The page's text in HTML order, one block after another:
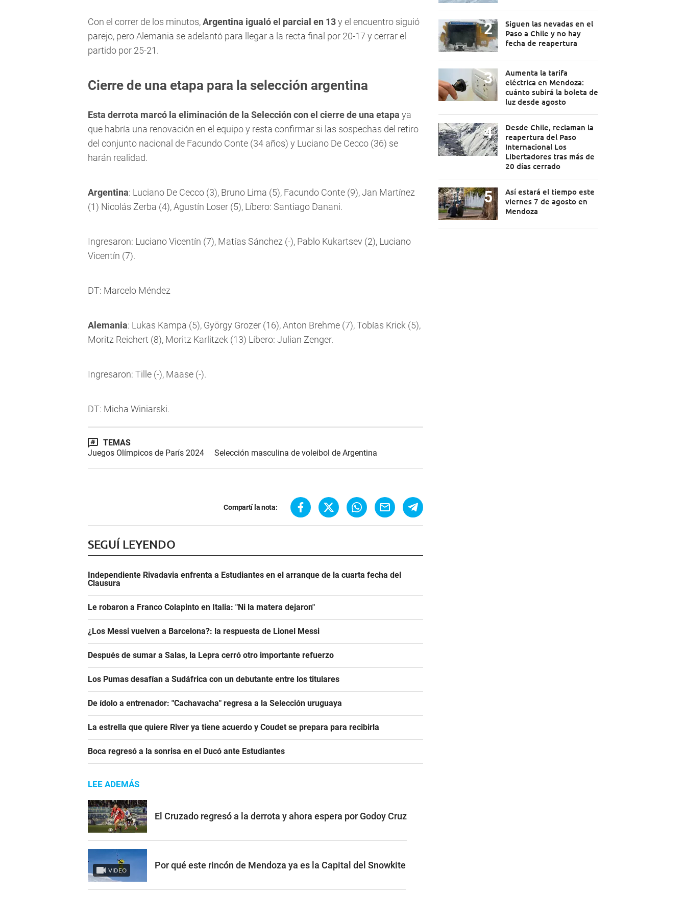
Con el correr de los minutos,Argentina igualó el parcial en 13y el encuentro siguió
parejo, pero Alemania se adelantó para llegar a la recta final por 20-17 y cerrar el
partido por 25-21.
Cierre de una etapa para la selección argentina
Esta derrota marcó la eliminación de la Selección con el cierre de una etapa ya
que habría una renovación en el equipo y resta confirmar si las sospechas del retiro
del conjunto nacional de Facundo Conte (34 años) y Luciano De Cecco (36) se
harán realidad.
Argentina: Luciano De Cecco (3), Bruno Lima (5), Facundo Conte (9), Jan Martínez
(1) Nicolás Zerba (4), Agustín Loser (5), Líbero: Santiago Danani.
Ingresaron: Luciano Vicentín (7), Matías Sánchez (-), Pablo Kukartsev (2), Luciano
Vicentín (7).
DT: Marcelo Méndez
Alemania: Lukas Kampa (5), György Grozer (16), Anton Brehme (7), Tobías Krick (5),
Moritz Reichert (8), Moritz Karlitzek (13) Líbero: Julian Zenger.
Ingresaron: Tille (-), Maase (-).
DT: Micha Winiarski.
TEMAS
Juegos Olímpicos de París 2024
Selección masculina de voleibol de Argentina
Compartí la nota:
SEGUÍ LEYENDO
Independiente Rivadavia enfrenta a Estudiantes en el arranque de la cuarta fecha del
Clausura
Le robaron a Franco Colapinto en Italia: "Ni la matera dejaron"
¿Los Messi vuelven a Barcelona?: la respuesta de Lionel Messi
Después de sumar a Salas, la Lepra cerró otro importante refuerzo
Los Pumas desafían a Sudáfrica con un debutante entre los titulares
De ídolo a entrenador: "Cachavacha" regresa a la Selección uruguaya
La estrella que quiere River ya tiene acuerdo y Coudet se prepara para recibirla
Boca regresó a la sonrisa en el Ducó ante Estudiantes
LEE ADEMÁS
El Cruzado regresó a la derrota y ahora espera por Godoy Cruz
VIDEO Por qué este rincón de Mendoza ya es la Capital del Snowkite
Siguen las nevadas en el
Paso a Chile y no hay
fecha de reapertura
Aumenta la tarifa
eléctrica en Mendoza:
cuánto subirá la boleta de
luz desde agosto
Desde Chile, reclaman la
reapertura del Paso
Internacional Los
Libertadores tras más de
20 días cerrado
Así estará el tiempo este
viernes 7 de agosto en
Mendoza